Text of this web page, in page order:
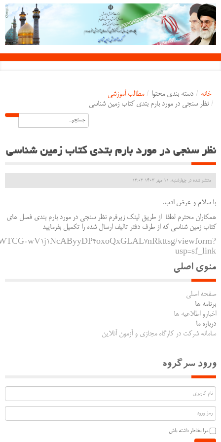
خانه / دسته بندی محتوا / مطالب آموزشی
/ نظر سنجی در مورد بارم بتدی کتاب زمین شناسی
نظر سنجی در مورد بارم بتدی کتاب زمین شناسی
منتشر شده در چهارشنبه, 11 مهر 1403 13:02
با سلام و عرض ادب.
همکاران محترم لطفا از طریق لینک زیرفرم نظر سنجی در مورد بارم بندی فصل های
کتاب زمین شناسی که از طرف دفتر تالیف ارسال شده را تکمیل بفرمایید
viewform?
usp=sf_link
منوی اصلی
صفحه اصلی
برنامه ها
اخبارو اطلاعیه ها
درباره ما
سامانه شرکت در کارگاه مجازی و آزمون آنلاین
ورود سرگروه
مرا بخاطر داشته باش